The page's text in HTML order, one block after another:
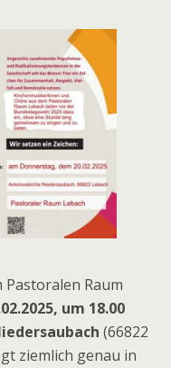
Raum
um 18.00
(66822
ziemlich genau in